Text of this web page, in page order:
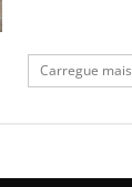
Carregue mais